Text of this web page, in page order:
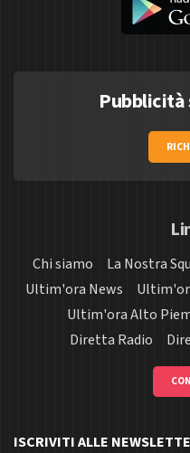
Pubblicità
Chi siamo La Nostra
Ultim'ora News
Ultim'ora Alto
Diretta Radio
ISCRIVITI ALLE